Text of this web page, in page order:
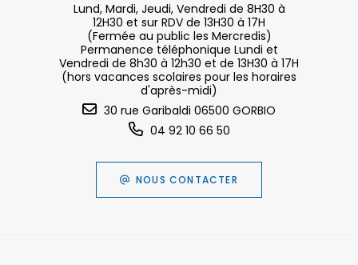
Lund, Mardi, Jeudi, Vendredi de 8H30 à
12H30 et sur RDV de 13H30 à 17H
(Fermée au public les Mercredis)
Permanence téléphonique Lundi et
Vendredi de 8h30 à 12h30 et de 13H30 à 17H
(hors vacances scolaires pour les horaires
d'après-midi)
30 rue Garibaldi 06500 GORBIO
04 92 10 66 50
NOUS CONTACTER